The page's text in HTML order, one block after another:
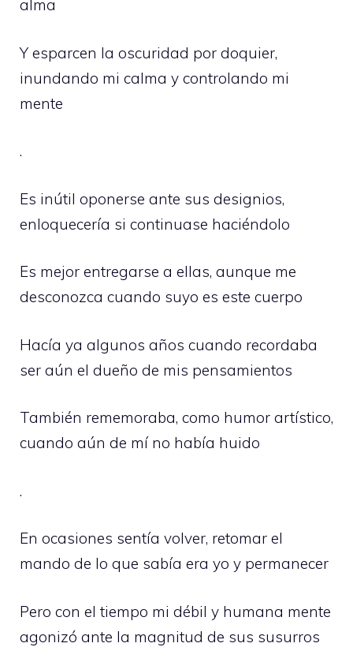
alma
Y esparcen la oscuridad por doquier,
inundando mi calma y controlando mi
mente
.
Es inútil oponerse ante sus designios,
enloquecería si continuase haciéndolo
Es mejor entregarse a ellas, aunque me
desconozca cuando suyo es este cuerpo
Hacía ya algunos años cuando recordaba
ser aún el dueño de mis pensamientos
También rememoraba, como humor artístico,
cuando aún de mí no había huido
.
En ocasiones sentía volver, retomar el
mando de lo que sabía era yo y permanecer
Pero con el tiempo mi débil y humana mente
agonizó ante la magnitud de sus susurros